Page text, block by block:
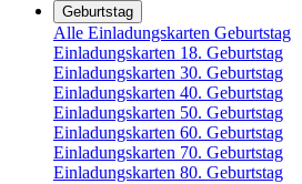
Geburtstag
Alle Einladungskarten Geburtstag
Einladungskarten 18. Geburtstag
Einladungskarten 30. Geburtstag
Einladungskarten 40. Geburtstag
Einladungskarten 50. Geburtstag
Einladungskarten 60. Geburtstag
Einladungskarten 70. Geburtstag
Einladungskarten 80. Geburtstag